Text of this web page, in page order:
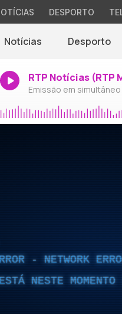
DESPORTO
Notícias Desporto
RTP Notícias (RTP
Emissão em
- NETWORK
NESTE